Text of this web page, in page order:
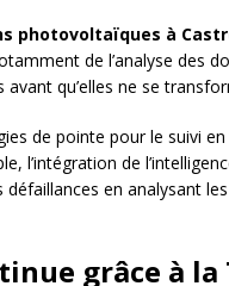
photovoltaïques à
de l’analyse des
qu’elles ne se
de pointe pour le suivi
l’intégration de
défaillances en analysant
grâce à la